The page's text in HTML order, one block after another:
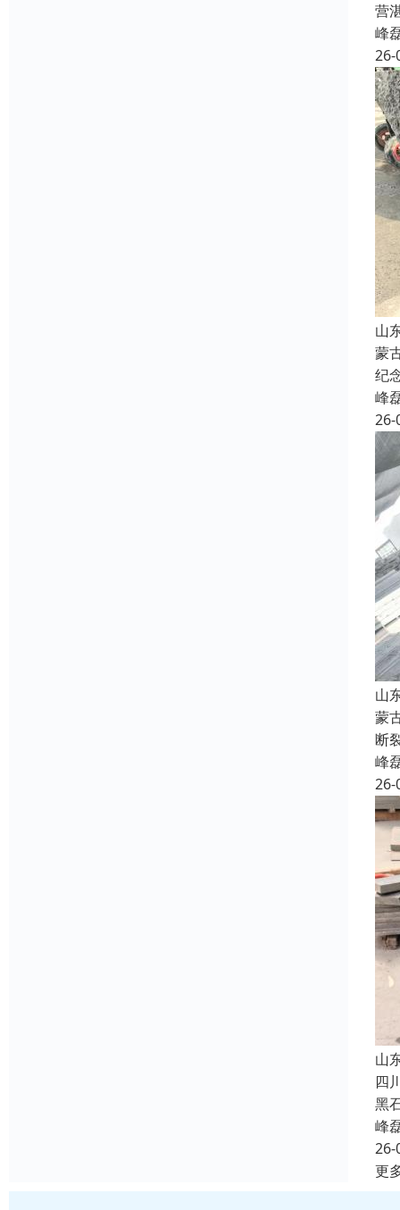
营
峰
26-
山
蒙
纪
峰
26-
山
蒙
断
峰
26-
山
四
黑
峰
26-
更